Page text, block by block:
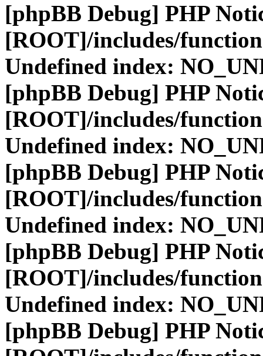
[phpBB Debug] PHP
[ROOT]/includes/
Undefined index:
[phpBB Debug] PHP
[ROOT]/includes/
Undefined index:
[phpBB Debug] PHP
[ROOT]/includes/
Undefined index:
[phpBB Debug] PHP
[ROOT]/includes/
Undefined index:
[phpBB Debug] PHP